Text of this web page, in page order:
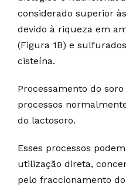
considerado superior
devido à riqueza em
(Figura 1B) e
cisteína.
Processamento do
processos
do lactosoro.
Esses processos
utilização direta,
pelo fraccionamento